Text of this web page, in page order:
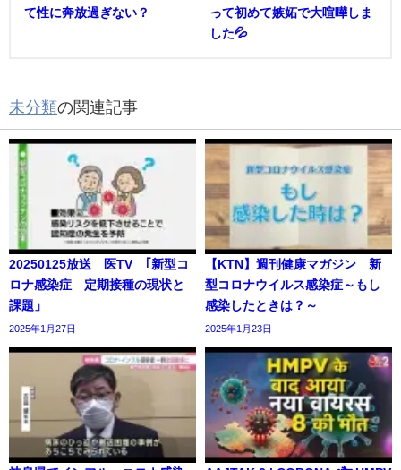
て性に奔放過ぎない？
って初めて嫉妬で大喧嘩しま
した💦
未分類の関連記事
20250125放送 医TV ｢新型コ
ロナ感染症 定期接種の現状と
課題」
2025年1月27日
【KTN】週刊健康マガジン 新
型コロナウイルス感染症～もし
感染したときは？～
2025年1月23日